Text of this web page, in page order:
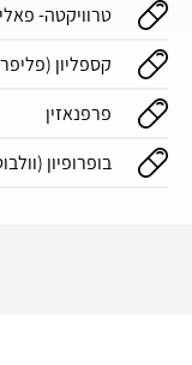
טרוויקטה-
קספליון
פרפנאזין
בופרופיון